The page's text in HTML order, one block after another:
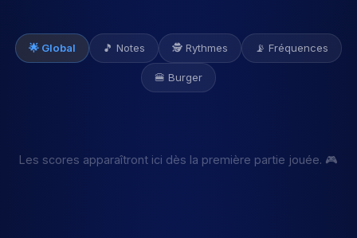
🌟 Global 🎵 Notes 🕵️ Rythmes 📡 Fréquences
🍔 Burger
Les scores apparaîtront ici dès la première partie jouée. 🎮